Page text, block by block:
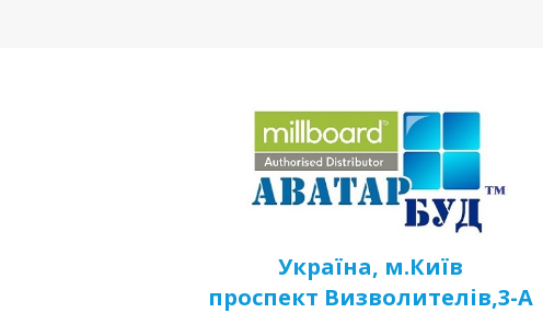
Україна, м.Київ
проспект Визволителів,3-А